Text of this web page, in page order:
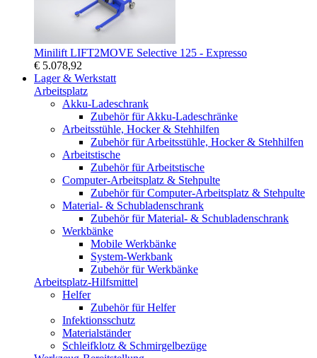
Minilift LIFT2MOVE Selective 125 - Expresso
€ 5.078,92
Lager & Werkstatt
Arbeitsplatz
Akku-Ladeschrank
Zubehör für Akku-Ladeschränke
Arbeitsstühle, Hocker & Stehhilfen
Zubehör für Arbeitsstühle, Hocker & Stehhilfen
Arbeitstische
Zubehör für Arbeitstische
Computer-Arbeitsplatz & Stehpulte
Zubehör für Computer-Arbeitsplatz & Stehpulte
Material- & Schubladenschrank
Zubehör für Material- & Schubladenschrank
Werkbänke
Mobile Werkbänke
System-Werkbank
Zubehör für Werkbänke
Arbeitsplatz-Hilfsmittel
Helfer
Zubehör für Helfer
Infektionsschutz
Materialständer
Schleifklotz & Schmirgelbezüge